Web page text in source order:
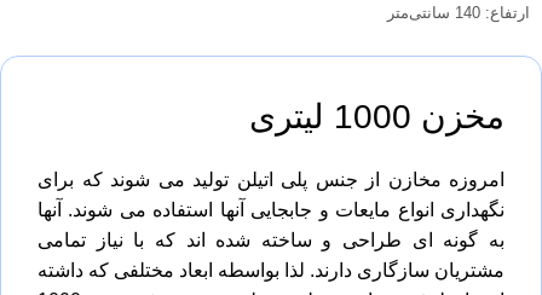
ارتفاع: 140 سانتی‌متر
مخزن 1000 لیتری
امروزه مخازن از جنس پلی اتیلن تولید می شوند که برای
نگهداری انواع مایعات و جابجایی آنها استفاده می شوند. آنها
به گونه ای طراحی و ساخته شده اند که با نیاز تمامی
مشتریان سازگاری دارند. لذا بواسطه ابعاد مختلفی که داشته